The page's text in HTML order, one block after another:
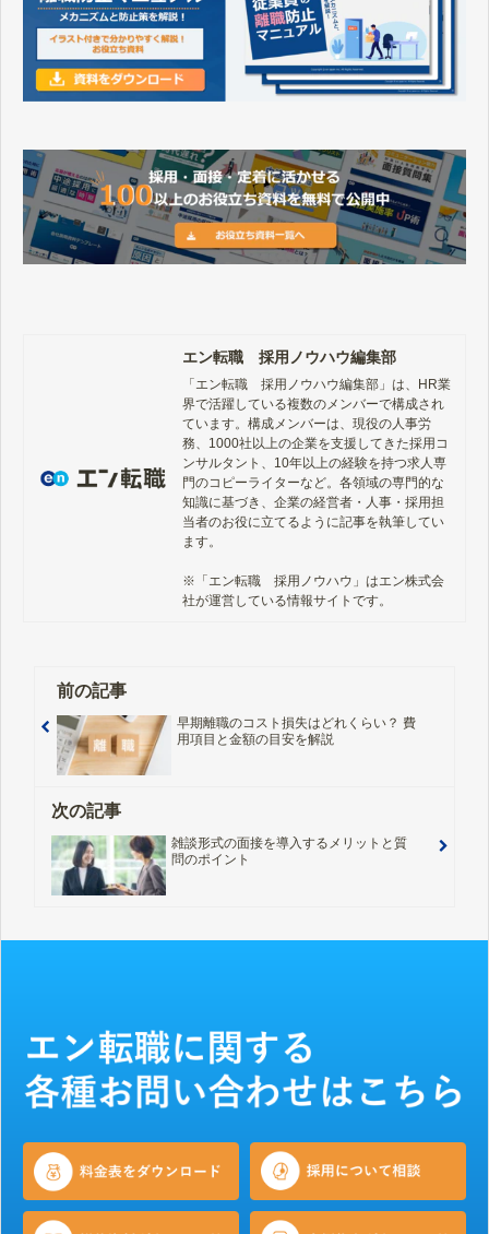
用が決まりやすい 入社後に定着しや
すい エン転職の求人に応募が集まる
理由は？ 会員数1100万人超と日本最
大級 1求人あたりの会員数は業界
エン転職 採用ノウハウ編集部
「エン転職　採用ノウハウ編集部」は、HR業
界で活躍している複数のメンバーで構成され
ています。構成メンバーは、現役の人事労
務、1000社以上の企業を支援してきた採用コ
ンサルタント、10年以上の経験を持つ求人専
門のコピーライターなど。各領域の専門的な
知識に基づき、企業の経営者・人事・採用担
当者のお役に立てるように記事を執筆してい
ます。
※「エン転職　採用ノウハウ」はエン株式会
社が運営している情報サイトです。
前の記事
早期離職のコスト損失はどれくらい？ 費
用項目と金額の目安を解説
次の記事
雑談形式の面接を導入するメリットと質
問のポイント